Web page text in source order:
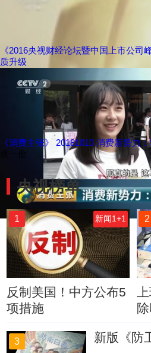
《2016央视财经论坛暨中国上市公司
质升级
《消费主张》 20181010 消费新势力
换一批
央视榜单
1 新闻1+1
反制美国！中方公布5
项措施
2
3 新版《防